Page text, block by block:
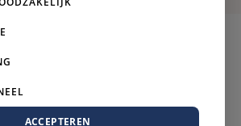
ACCEPTEREN